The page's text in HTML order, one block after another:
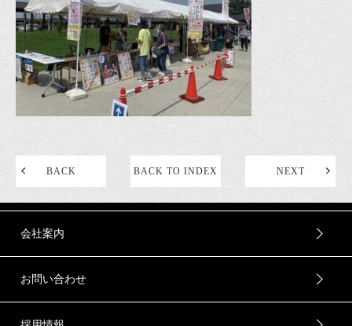
BACK BACK TO INDEX NEXT
会社案内
お問い合わせ